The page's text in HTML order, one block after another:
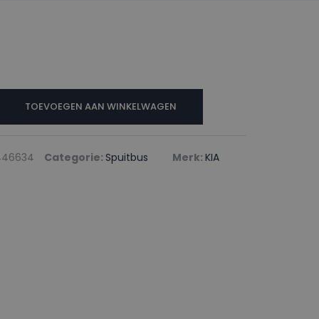
TOEVOEGEN AAN WINKELWAGEN
Categorie: Spuitbus Merk: KIA